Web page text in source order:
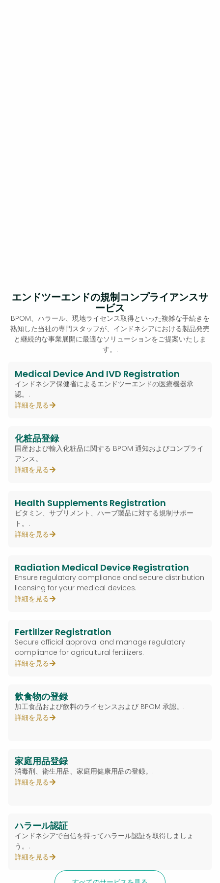
エンドツーエンドの規制コンプライアンスサ
ービス
BPOM、ハラール、現地ライセンス取得といった複雑な手続きを
熟知した当社の専門スタッフが、インドネシアにおける製品発売
と継続的な事業展開に最適なソリューションをご提案いたしま
す。.
Medical Device And IVD Registration
インドネシア保健省によるエンドツーエンドの医療機器承
認。.
詳細を見る
化粧品登録
国産および輸入化粧品に関する BPOM 通知およびコンプライ
アンス。.
詳細を見る
Health Supplements Registration
ビタミン、サプリメント、ハーブ製品に対する規制サポー
ト。.
詳細を見る
Radiation Medical Device Registration
Ensure regulatory compliance and secure distribution
licensing for your medical devices.
詳細を見る
Fertilizer Registration
Secure official approval and manage regulatory
compliance for agricultural fertilizers.
詳細を見る
飲食物の登録
加工食品および飲料のライセンスおよび BPOM 承認。.
詳細を見る
家庭用品登録
消毒剤、衛生用品、家庭用健康用品の登録。.
詳細を見る
ハラール認証
インドネシアで自信を持ってハラール認証を取得しましょ
う。.
詳細を見る